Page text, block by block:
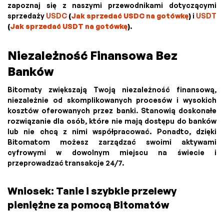
zapoznaj się z naszymi przewodnikami dotyczącymi
sprzedaży USDC (Jak sprzedać USDC na gotówkę) i USDT
(Jak sprzedać USDT na gotówkę).
Niezależność Finansowa Bez
Banków
Bitomaty zwiększają Twoją niezależność finansową,
niezależnie od skomplikowanych procesów i wysokich
kosztów oferowanych przez banki. Stanowią doskonałe
rozwiązanie dla osób, które nie mają dostępu do banków
lub nie chcą z nimi współpracować. Ponadto, dzięki
Bitomatom możesz zarządzać swoimi aktywami
cyfrowymi w dowolnym miejscu na świecie i
przeprowadzać transakcje 24/7.
Wniosek: Tanie i szybkie przelewy
pieniężne za pomocą Bitomatów